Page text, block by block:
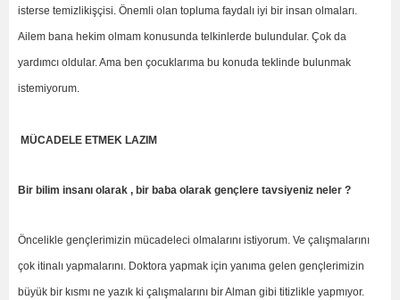
isterse temizlikişçisi. Önemli olan topluma faydalı iyi bir insan olmaları.
Ailem bana hekim olmam konusunda telkinlerde bulundular. Çok da
yardımcı oldular. Ama ben çocuklarıma bu konuda teklinde bulunmak
istemiyorum.
MÜCADELE ETMEK LAZIM
Bir bilim insanı olarak , bir baba olarak gençlere tavsiyeniz neler ?
Öncelikle gençlerimizin mücadeleci olmalarını istiyorum. Ve çalışmalarını
çok itinalı yapmalarını. Doktora yapmak için yanıma gelen gençlerimizin
büyük bir kısmı ne yazık ki çalışmalarını bir Alman gibi titizlikle yapmıyor.